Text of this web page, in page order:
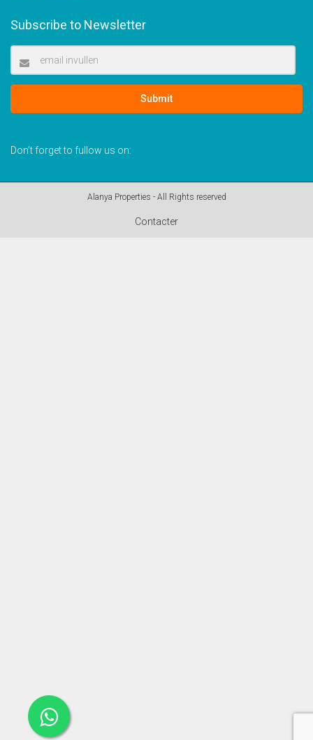
Subscribe to Newsletter
Submit
Don’t forget to fullow us on:
Alanya Properties - All Rights reserved
Contacter